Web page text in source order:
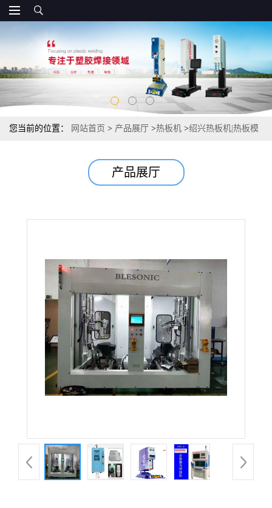
您当前的位置： 网站首页 > 产品展厅 >热板机 >绍兴热板机|热板模
产品展厅